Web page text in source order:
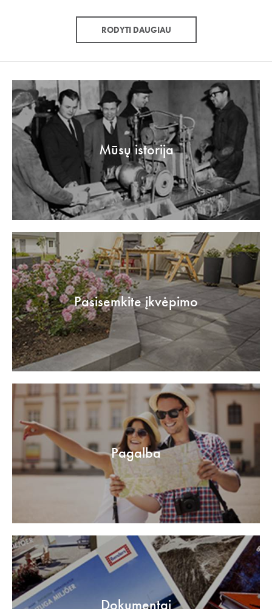
RODYTI DAUGIAU
Mūsų istorija
Pasisemkite įkvėpimo
Pagalba
Dokumentai